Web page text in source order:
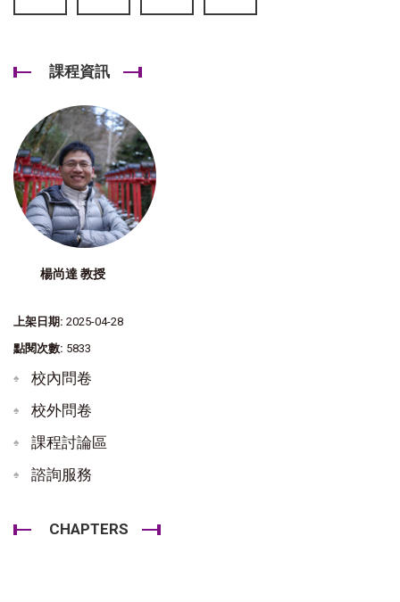
課程資訊
楊尚達 教授
上架日期: 2025-04-28
點閱次數: 5833
校內問卷
校外問卷
課程討論區
諮詢服務
CHAPTERS